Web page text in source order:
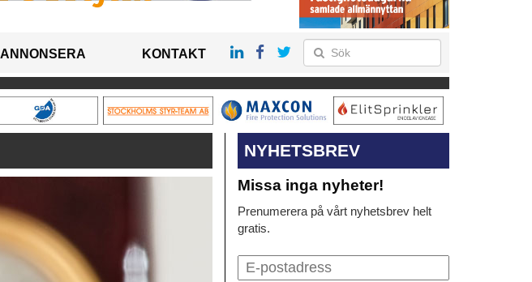
ANNONSERA KONTAKT
NYHETSBREV
Missa inga nyheter!
Prenumerera på vårt nyhetsbrev helt
gratis.